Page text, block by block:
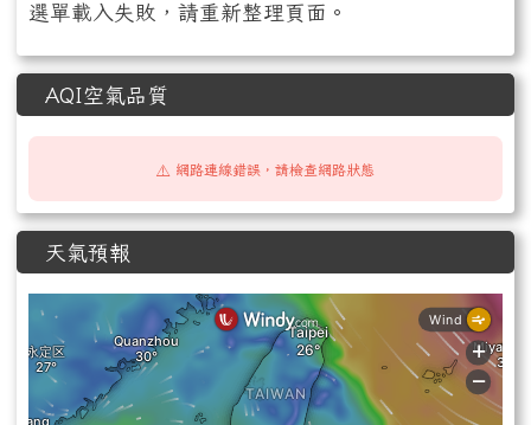
選單載入失敗，請重新整理頁面。
AQI空氣品質
⚠️ 網路連線錯誤，請檢查網路狀態
天氣預報